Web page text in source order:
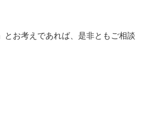
とお考えであれば、是非ともご相談